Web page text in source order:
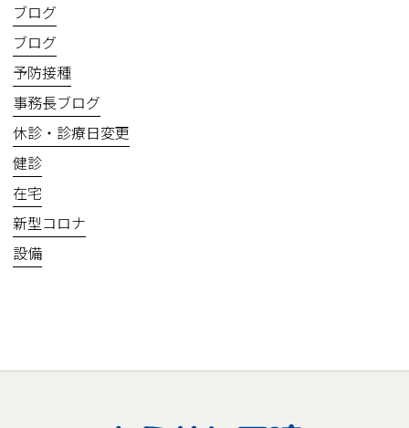
ブログ
ブログ
予防接種
事務長ブログ
休診・診療日変更
健診
在宅
新型コロナ
設備